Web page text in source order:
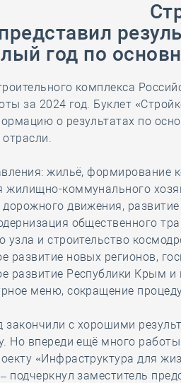
год по
комплекса
за 2024 год. Буклет
о результатах по
жильё, формирование
жилищно-коммунального
дорожного движения,
общественного
узла и строительство
развитие новых регионов,
развитие Республики Крым и
меню, сокращение
закончили с хорошими
Но впереди ещё много
«Инфраструктура для
подчеркнул заместитель